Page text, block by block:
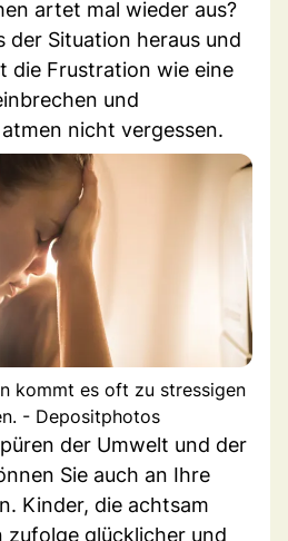
artet mal wieder aus?
der Situation heraus und
die Frustration wie eine
und
nicht vergessen.
kommt es oft zu stressigen
- Depositphotos
der Umwelt und der
Sie auch an Ihre
Kinder, die achtsam
zufolge glücklicher und